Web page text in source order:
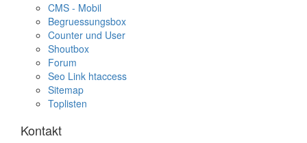
CMS - Mobil
Begruessungsbox
Counter und User
Shoutbox
Forum
Seo Link htaccess
Sitemap
Toplisten
Kontakt